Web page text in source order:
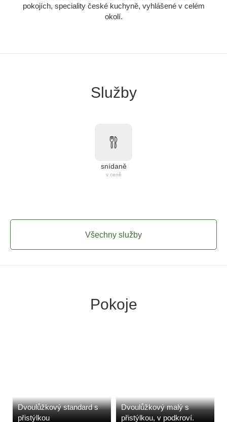
pokojích, speciality české kuchyně, vyhlášené v celém
okolí.
Služby
snídaně
v ceně
Všechny služby
Pokoje
Dvoulůžkový standard s
přistýlkou
Dvoulůžkový malý s
přistýlkou, v podkroví.